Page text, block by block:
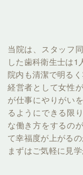
当院は、スタッフ
した歯科衛生士は1
院内も清潔で明る
経営者として女性
が仕事にやりがい
るようにできる限
な働き方をするの
て幸福度が上がる
まずはご気軽に見